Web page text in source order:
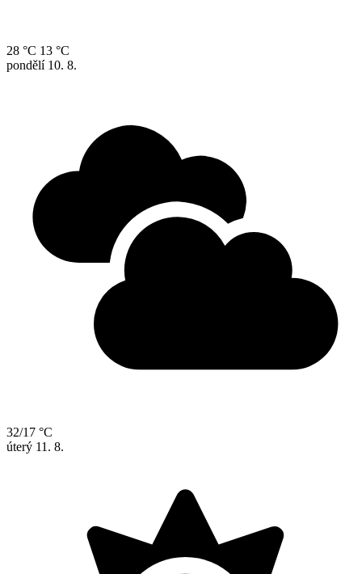
28 °C 13 °C
pondělí 10. 8.
32/17 °C
úterý 11. 8.